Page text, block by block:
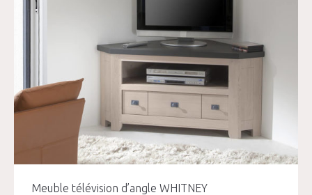
Meuble télévision d’angle WHITNEY